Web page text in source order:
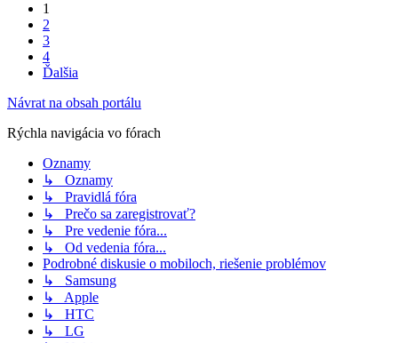
1
2
3
4
Ďalšia
Návrat na obsah portálu
Rýchla navigácia vo fórach
Oznamy
↳ Oznamy
↳ Pravidlá fóra
↳ Prečo sa zaregistrovať?
↳ Pre vedenie fóra...
↳ Od vedenia fóra...
Podrobné diskusie o mobiloch, riešenie problémov
↳ Samsung
↳ Apple
↳ HTC
↳ LG